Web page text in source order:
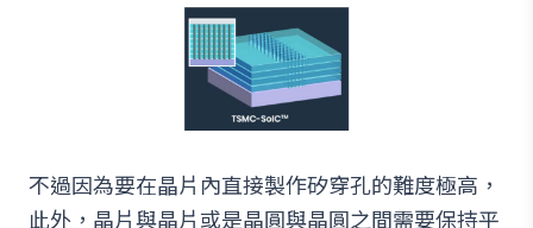
不過因為要在晶片內直接製作矽穿孔的難度極高，
此外，晶片與晶片或是晶圓與晶圓之間需要保持平